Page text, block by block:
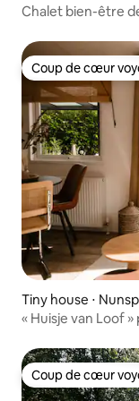
Chalet bien-être
Coup de cœur
Coup de cœur
Tiny house ⋅
« Huisje van Loof
Coup de cœur
Coup de cœur